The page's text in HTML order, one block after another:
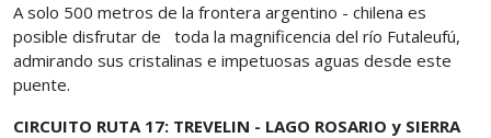
A solo 500 metros de la frontera argentino - chilena es
posible disfrutar de toda la magnificencia del río Futaleufú,
admirando sus cristalinas e impetuosas aguas desde este
puente.
CIRCUITO RUTA 17: TREVELIN - LAGO ROSARIO y SIERRA